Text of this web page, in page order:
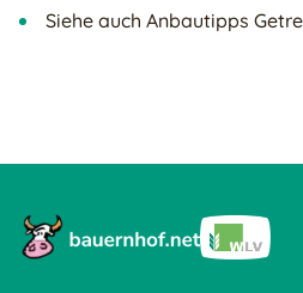
Siehe auch Anbautipps